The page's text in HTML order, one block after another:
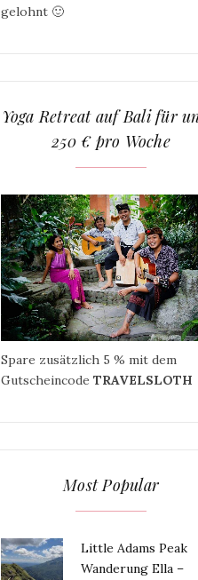
gelohnt 🙂
Yoga Retreat auf Bali für
250 € pro Woche
Spare zusätzlich 5 % mit dem
Gutscheincode TRAVELSLOTH
Most Popular
Little Adams Peak
Wanderung Ella –